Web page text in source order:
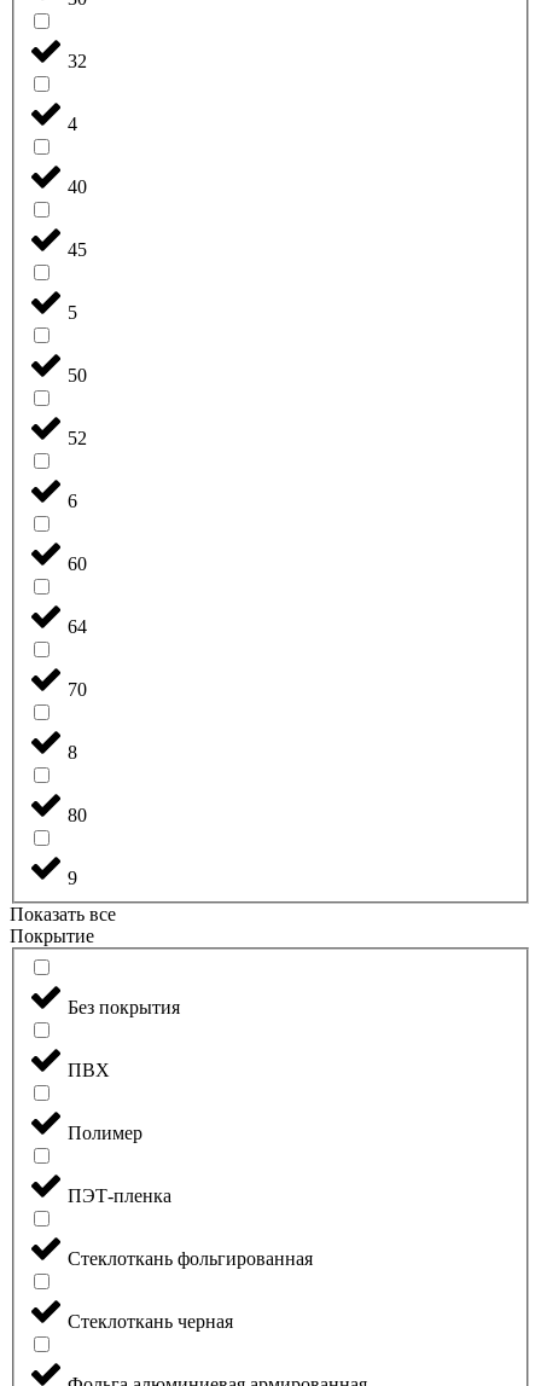
32
4
40
45
5
50
52
6
60
64
70
8
80
9
Показать все
Покрытие
Без покрытия
ПВХ
Полимер
ПЭТ-пленка
Стеклоткань фольгированная
Стеклоткань черная